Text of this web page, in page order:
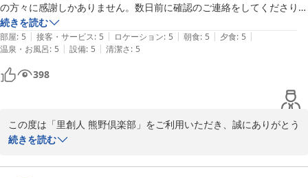
さらにアフタヌーンティーの提供内容について、不足を感じられた
点、とても貴重なご意見真摯に受け止め、改善に努めます。
またお迎えできる機会がございましたら、ご期待に添えるおもてな
しをご提供できるようスタッフ一同努めてまいります。
この度は貴重なご意見をお寄せいただき、ありがとうございまし
里創人 熊野倶楽部
の方々に感謝しかありません。数日前に確認のご連絡をしてくださり、
３０数年目の結婚記念日を伝えたところ、とても丁寧に喜びを表してく
ださいました。そして客室にはブーケが。妻ともどもとても幸せな気分
になりました。
夕食では、料理が素晴らしくまたスタッフの方の丁寧な説明に美味しく
いただきました。夜遅くにインフォメーションに伺い、地図を拝見して
いたところ、女性スタッフから声をかけられ、何かご案内できることは
ありませんかと聞かれたので、柑橘類を購入したいと申し上げたとこ
ろ、丁寧に説明をしてくださいました。そして、あくる朝チェックアウ
トのタイミングでおすすめの専売所の地図等が別のスタッフの方から渡
続きを読む
部屋: 5 | 接客・サービス: 5 | ロケーション: 5 | 朝食: 5 | 夕食: 5 |
温泉・お風呂: 5 | 設備: 5 | 清潔さ: 5
398
この度は「里創人 熊野倶楽部」をご利用いただき、誠にありがとう
ございました。
スタッフ一同心より感謝いたします。
続きを読む